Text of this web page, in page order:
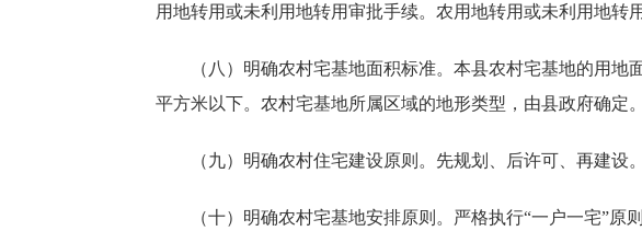
用地转用或未利用地转用审批手续。农用地转用或未利用地转
（八）明确农村宅基地面积标准。本县农村宅基地的用地
平方米以下。农村宅基地所属区域的地形类型，由县政府确定。
（九）明确农村住宅建设原则。先规划、后许可、再建设。
（十）明确农村宅基地安排原则。严格执行“一户一宅”原